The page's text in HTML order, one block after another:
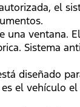
el
una ventana.
Sistema
diseñado
el vehículo